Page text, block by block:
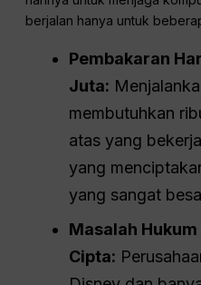
berjalan hanya untuk
Pembakaran
Juta:
membutuhkan
atas yang
yang
yang sangat
Masalah Hukum
Cipta: